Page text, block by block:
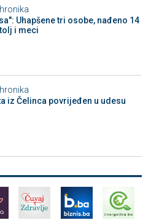
Uhapšene tri osobe, nađeno 14
i meci
iz Čelinca povrijeđen u udesu